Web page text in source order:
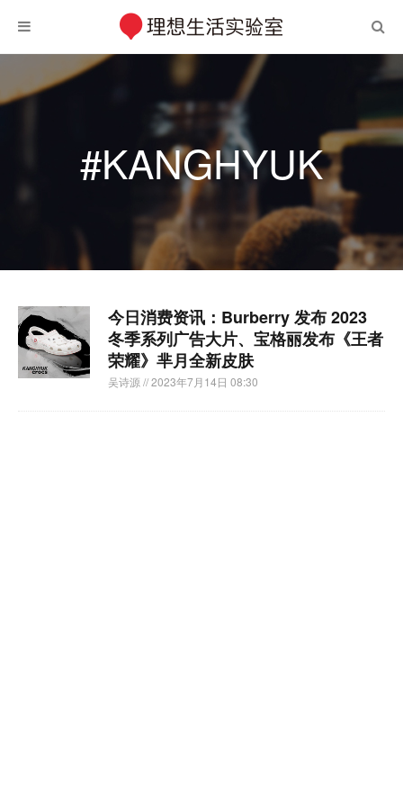
#KANGHYUK
今日消费资讯：Burberry 发布 2023
冬季系列广告大片、宝格丽发布《王者
荣耀》芈月全新皮肤
吴诗源 // 2023年7月14日 08:30